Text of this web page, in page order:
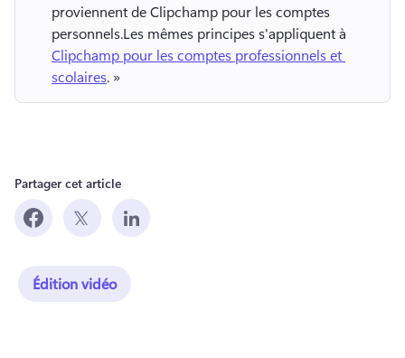
proviennent de Clipchamp pour les comptes
personnels.
Clipchamp pour les comptes professionnels et
scolaires. »
Partager cet article
Édition vidéo